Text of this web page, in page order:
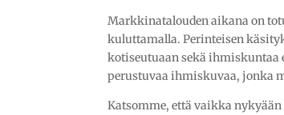
Markkinatalouden aikana on
kuluttamalla. Perinteisen
kotiseutuaan sekä ihmiskuntaa
perustuvaa ihmiskuvaa, jonka
Katsomme, että vaikka